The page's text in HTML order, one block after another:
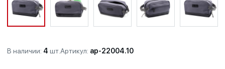
В наличии: 4 шт.Артикул: ap-22004.10